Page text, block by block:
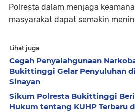
Polresta dalam menjaga
masyarakat dapat semakin
Lihat juga
Cegah Penyalahgunaan
Bukittinggi Gelar Penyuluhan
Sinayan
Sikum Polresta Bukittinggi
Hukum tentang KUHP Terbaru